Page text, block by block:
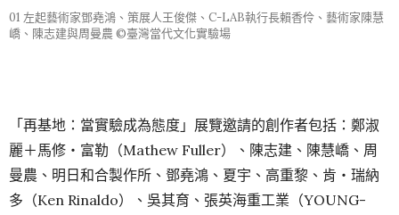
01 左起藝術家鄧堯鴻、策展人王俊傑、C-LAB執行長賴香伶、藝術家陳慧
嶠、陳志建與周曼農 ©臺灣當代文化實驗場
「再基地：當實驗成為態度」展覽邀請的創作者包括：鄭淑
麗＋馬修・富勒（Mathew Fuller）、陳志建、陳慧嶠、周
曼農、明日和合製作所、鄧堯鴻、夏宇、高重黎、肯・瑞納
多（Ken Rinaldo）、吳其育、張英海重工業（YOUNG-